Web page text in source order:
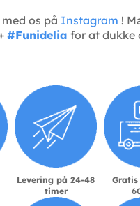
os på Instagram !
#Funidelia for at dukke
Levering på 24-48
timer